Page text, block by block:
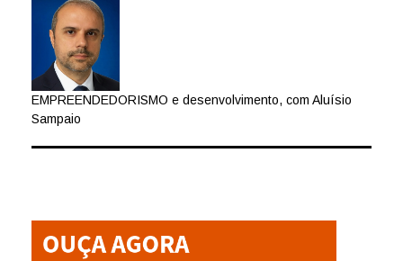
EMPREENDEDORISMO e desenvolvimento, com Aluísio
Sampaio